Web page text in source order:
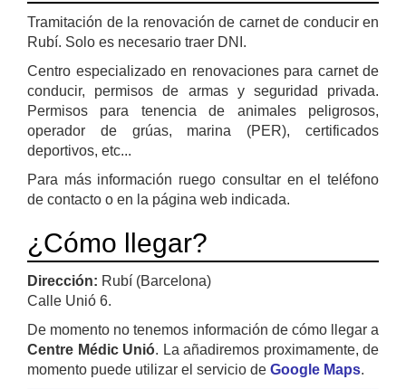
Tramitación de la renovación de carnet de conducir en
Rubí. Solo es necesario traer DNI.
Centro especializado en renovaciones para carnet de
conducir, permisos de armas y seguridad privada.
Permisos para tenencia de animales peligrosos,
operador de grúas, marina (PER), certificados
deportivos, etc...
Para más información ruego consultar en el teléfono
de contacto o en la página web indicada.
¿Cómo llegar?
Dirección: Rubí (Barcelona)
Calle Unió 6.
De momento no tenemos información de cómo llegar a
Centre Médic Unió. La añadiremos proximamente, de
momento puede utilizar el servicio de Google Maps.